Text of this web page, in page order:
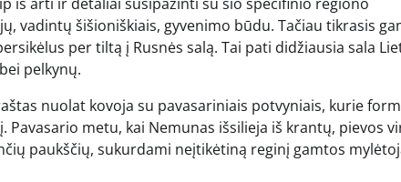
vadintų šišioniškiais, gyvenimo būdu. Tačiau tikrasis
per tiltą į Rusnės salą. Tai pati didžiausia sala
pelkynų.
nuolat kovoja su pavasariniais potvyniais, kurie
metu, kai Nemunas išsilieja iš krantų, pievos
paukščių, sukurdami neįtikėtiną reginį gamtos